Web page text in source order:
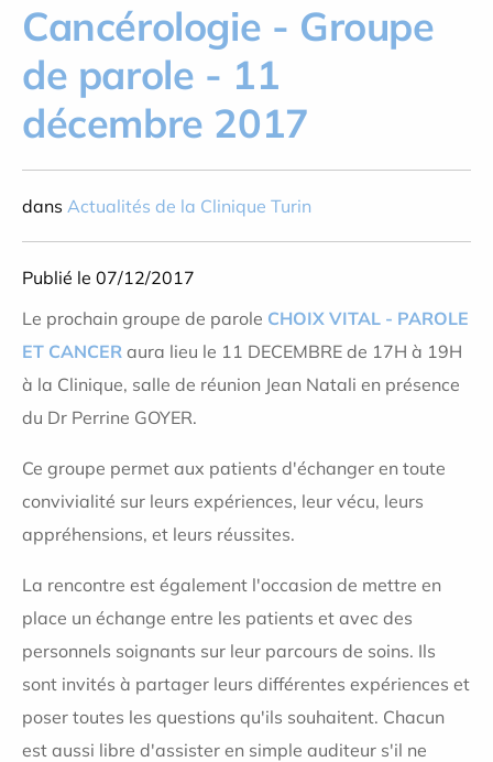
Cancérologie - Groupe
de parole - 11
décembre 2017
dans Actualités de la Clinique Turin
Publié le 07/12/2017
Le prochain groupe de parole CHOIX VITAL - PAROLE
ET CANCER aura lieu le 11 DECEMBRE de 17H à 19H
à la Clinique, salle de réunion Jean Natali en présence
du Dr Perrine GOYER.
Ce groupe permet aux patients d'échanger en toute
convivialité sur leurs expériences, leur vécu, leurs
appréhensions, et leurs réussites.
La rencontre est également l'occasion de mettre en
place un échange entre les patients et avec des
personnels soignants sur leur parcours de soins. Ils
sont invités à partager leurs différentes expériences et
poser toutes les questions qu'ils souhaitent. Chacun
est aussi libre d'assister en simple auditeur s'il ne